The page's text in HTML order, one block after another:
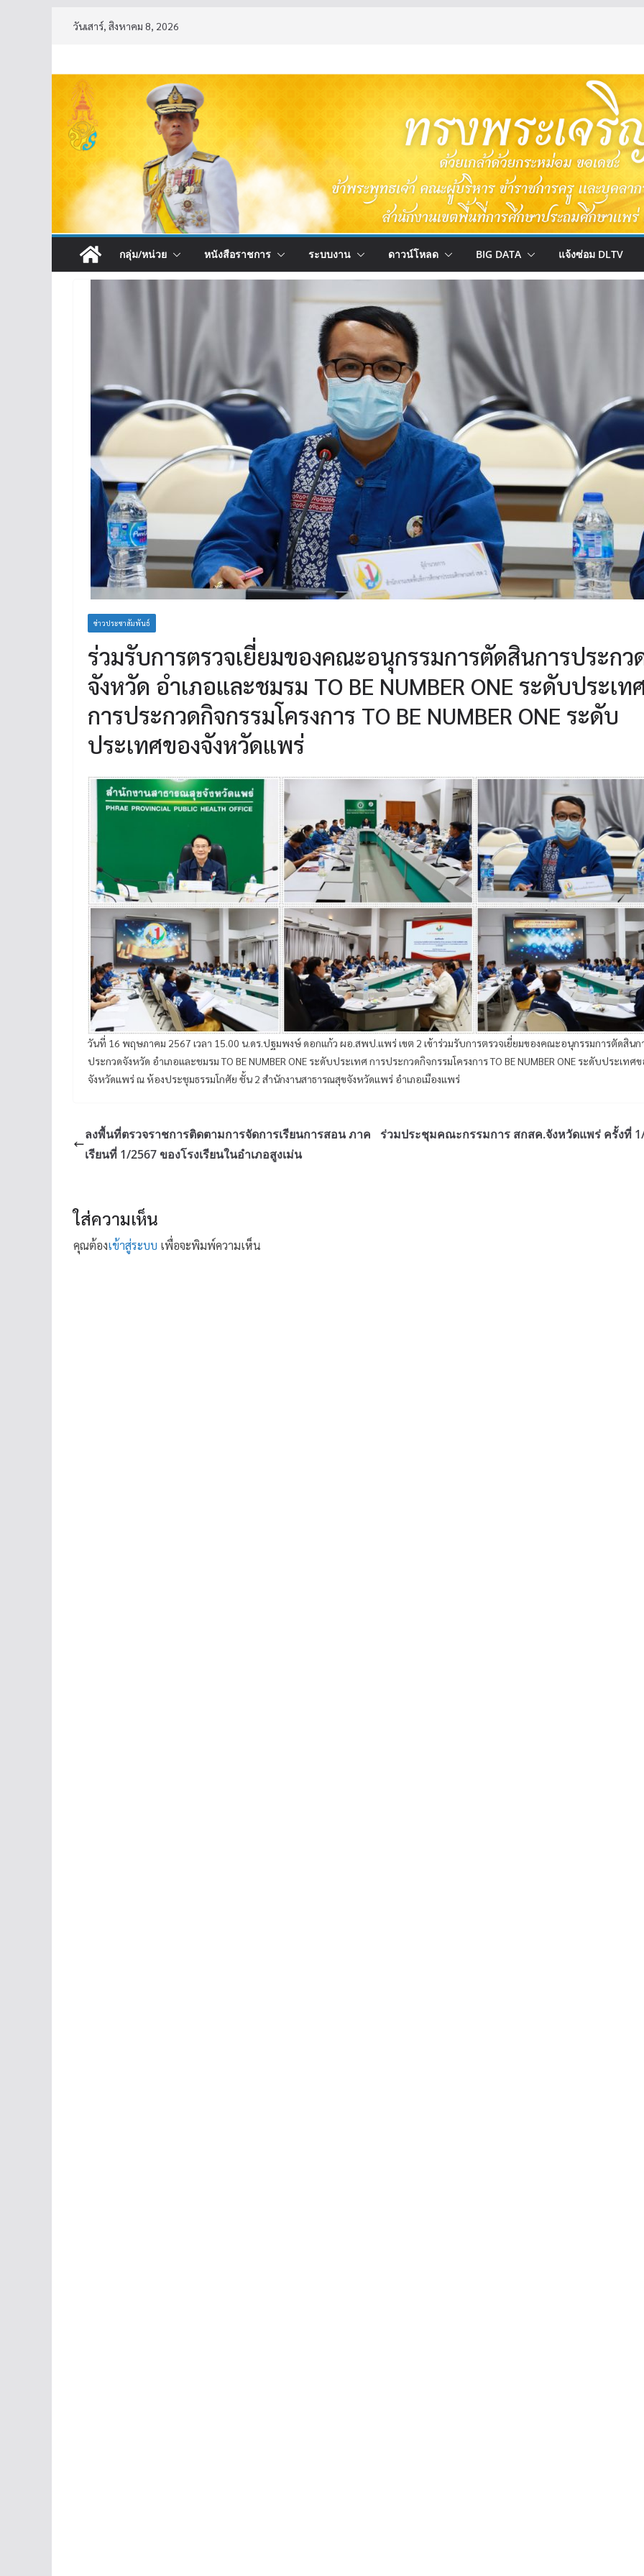
วันเสาร์, สิงหาคม 8, 2026
กลุ่ม/หน่วย หนังสือราชการ ระบบงาน ดาวน์โหลด BIG DATA แจ้งซ่อม DLTV
ข่าวประชาสัมพันธ์
ร่วมรับการตรวจเยี่ยมของคณะอนุกรรมการตัดสินการประกว
จังหวัด อำเภอและชมรม TO BE NUMBER ONE ระดับประเท
การประกวดกิจกรรมโครงการ TO BE NUMBER ONE ระดับ
ประเทศของจังหวัดแพร่
วันที่ 16 พฤษภาคม 2567 เวลา 15.00 น.ดร.ปฐมพงษ์ ดอกแก้ว ผอ.สพป.แพร่ เขต 2 เข้าร่วมรับการตรวจเยี่ยมของคณะอนุกรรมการตัดสินก
ประกวดจังหวัด อำเภอและชมรม TO BE NUMBER ONE ระดับประเทศ การประกวดกิจกรรมโครงการ TO BE NUMBER ONE ระดับประเทศ
จังหวัดแพร่ ณ ห้องประชุมธรรมโกศัย ชั้น 2 สำนักงานสาธารณสุขจังหวัดแพร่ อำเภอเมืองแพร่
ลงพื้นที่ตรวจราชการติดตามการจัดการเรียนการสอน ภาค
เรียนที่ 1/2567 ของโรงเรียนในอำเภอสูงเม่น
ร่วมประชุมคณะกรรมการ สกสค.จังหวัดแพร่ ครั้งที่
ใส่ความเห็น
คุณต้องเข้าสู่ระบบ เพื่อจะพิมพ์ความเห็น